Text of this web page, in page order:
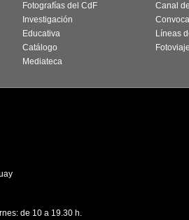
Fotografías del CdF
Investigación
Educativa
Catálogo
Mediateca
Canal
Líneas
de 10 a 19.30 h.